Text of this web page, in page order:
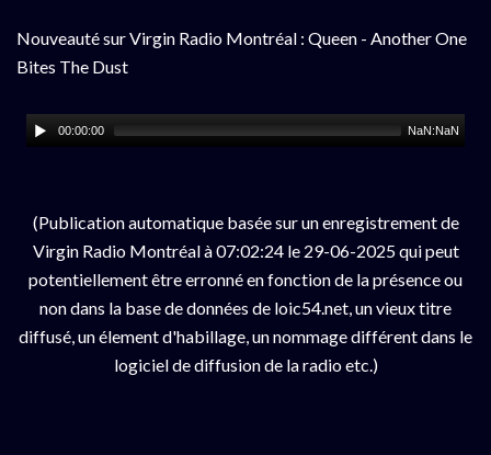
Nouveauté sur Virgin Radio Montréal : Queen - Another One
Bites The Dust
00:00:00 NaN:NaN
(Publication automatique basée sur un enregistrement de
Virgin Radio Montréal à 07:02:24 le 29-06-2025 qui peut
potentiellement être erronné en fonction de la présence ou
non dans la base de données de loic54.net, un vieux titre
diffusé, un élement d'habillage, un nommage différent dans le
logiciel de diffusion de la radio etc.)